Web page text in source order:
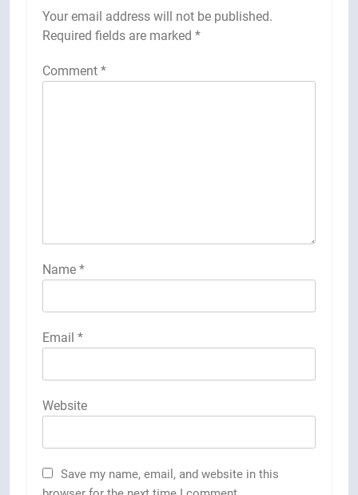
Your email address will not be published.
Required fields are marked *
Comment *
Name *
Email *
Website
Save my name, email, and website in this